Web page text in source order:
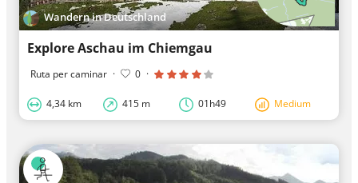
Wandern in Deutschland
Explore Aschau im Chiemgau
Ruta per caminar · 0 ·
4,34 km 415 m 01h49 Medium